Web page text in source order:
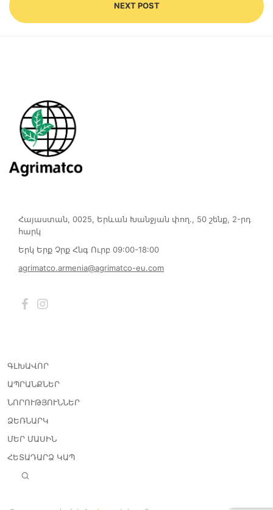
NEXT POST
Հայաստան, 0025, Երևան Խանջյան փող., 50 շենք, 2-րդ
հարկ
Երկ Երք Չրք Հնգ Ուրբ 09:00-18:00
agrimatco.armenia@agrimatco-eu.com
ԳԼԽԱՎՈՐ
ԱՊՐԱՆՔՆԵՐ
ՆՈՐՈՒԹՅՈՒՆՆԵՐ
ՁԵՌՆԱՐԿ
ՄԵՐ ՄԱՍԻՆ
ՀԵՏԱԴԱՐՁ ԿԱՊ